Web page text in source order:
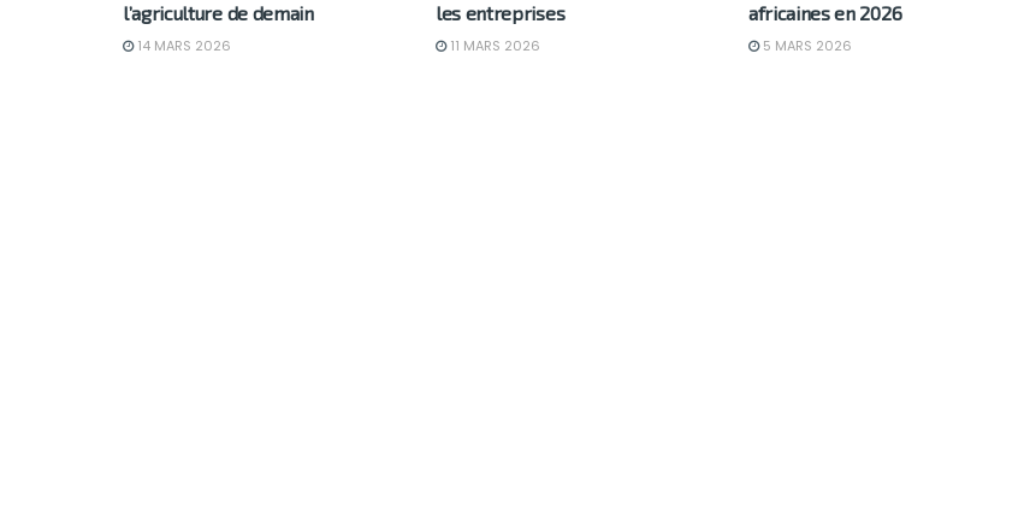
l’agriculture de demain
14 MARS 2026
les entreprises
11 MARS 2026
africaines en 2026
5 MARS 2026